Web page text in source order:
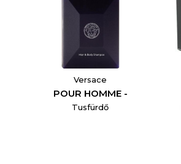
Versace
POUR HOMME -
Tusfürdő